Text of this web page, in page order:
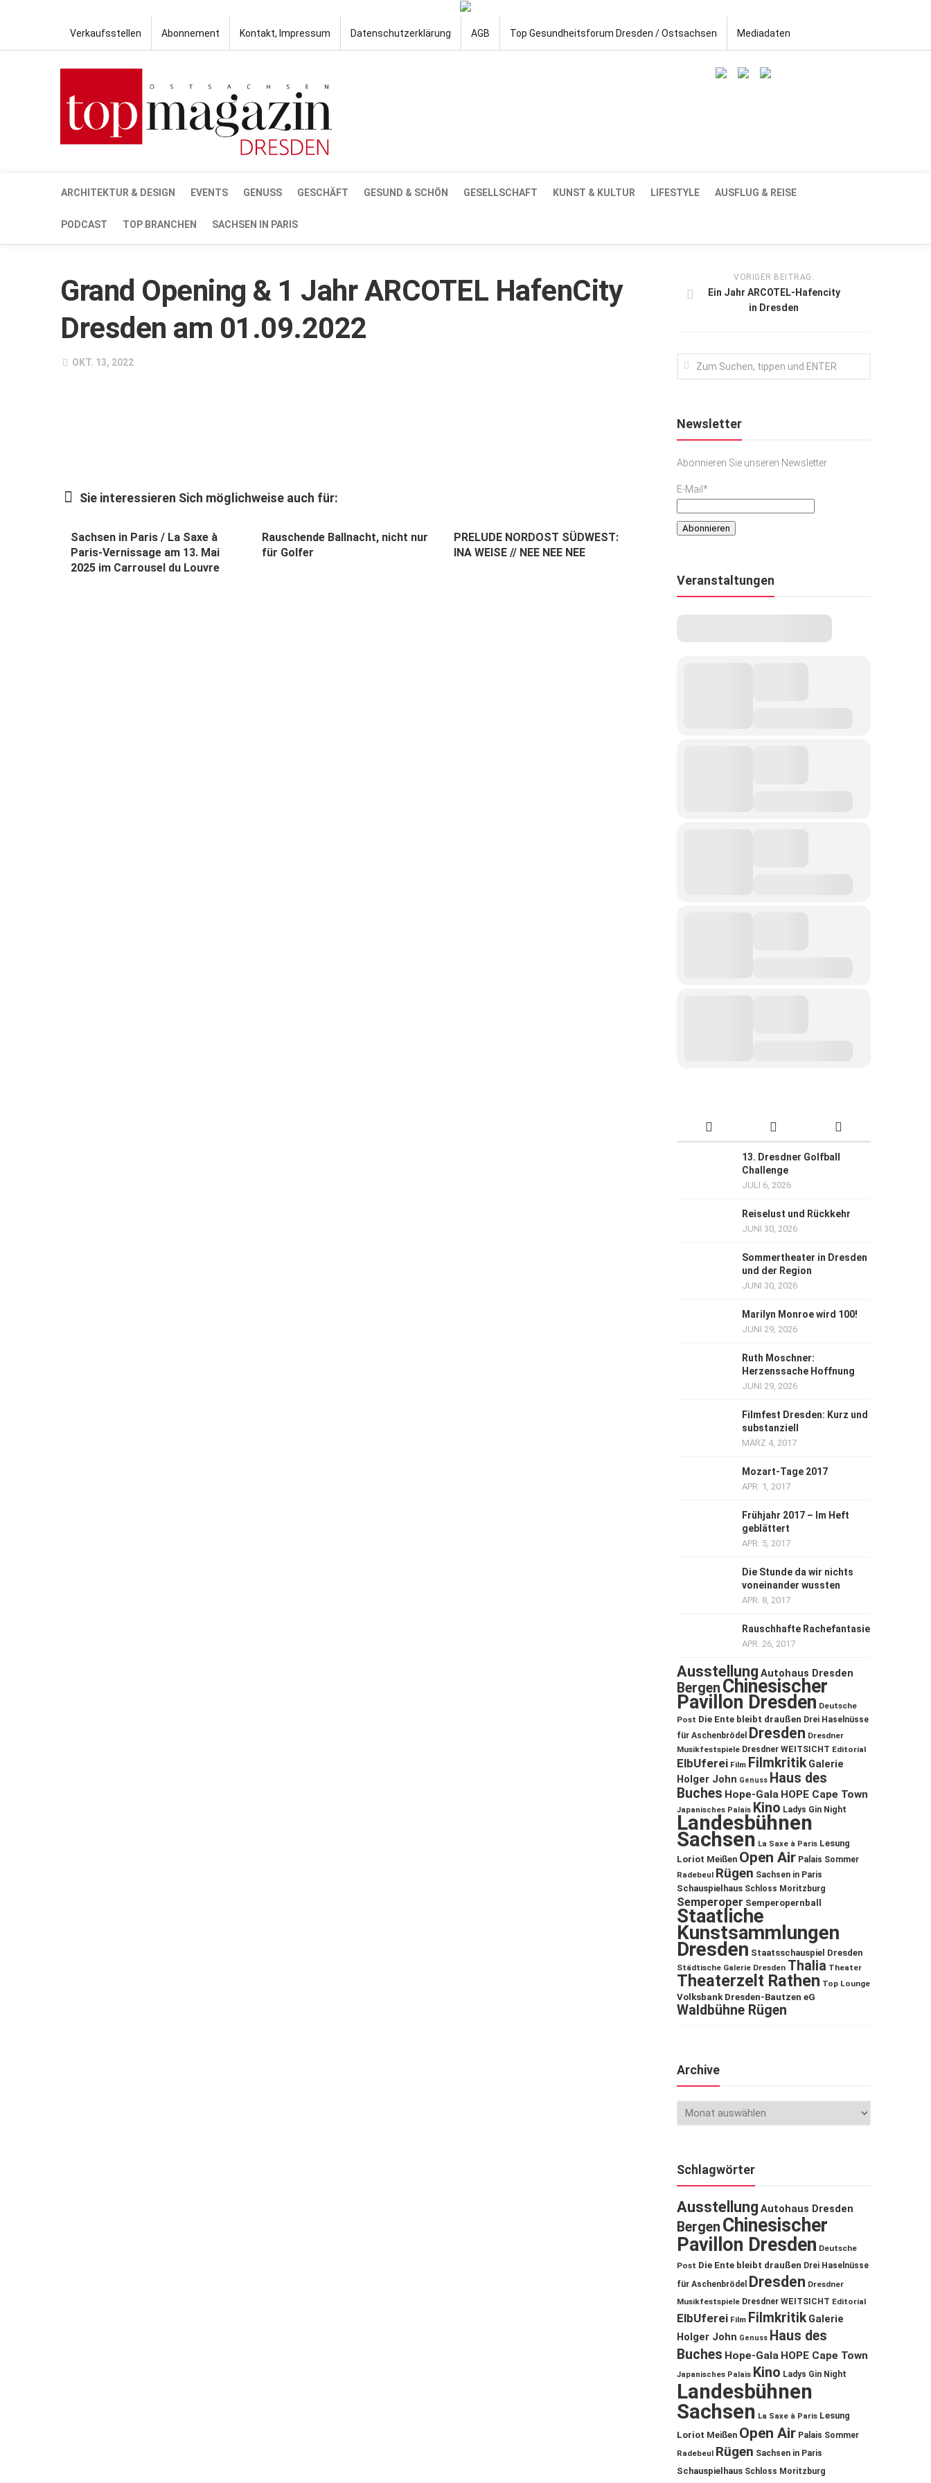
Verkaufsstellen Abonnement Kontakt, Impressum Datenschutzerklärung AGB Top Gesundheitsforum Dresden / Ostsachsen Mediadaten
ARCHITEKTUR & DESIGN EVENTS GENUSS GESCHÄFT GESUND & SCHÖN GESELLSCHAFT KUNST & KULTUR LIFESTYLE AUSFLUG & REISE
PODCAST TOP BRANCHEN SACHSEN IN PARIS
Grand Opening & 1 Jahr ARCOTEL HafenCity
Dresden am 01.09.2022
OKT. 13, 2022
Sie interessieren Sich möglichweise auch für:
Sachsen in Paris / La Saxe à
Paris-Vernissage am 13. Mai
2025 im Carrousel du Louvre
Rauschende Ballnacht, nicht nur
für Golfer
PRELUDE NORDOST SÜDWEST:
INA WEISE // NEE NEE NEE
VORIGER BEITRAG:
Ein Jahr ARCOTEL-Hafencity
in Dresden
Newsletter
Abonnieren Sie unseren Newsletter
E-Mail*
Veranstaltungen
13. Dresdner Golfball
Challenge
JULI 6, 2026
Reiselust und Rückkehr
JUNI 30, 2026
Sommertheater in Dresden
und der Region
JUNI 30, 2026
Marilyn Monroe wird 100!
JUNI 29, 2026
Ruth Moschner:
Herzenssache Hoffnung
JUNI 29, 2026
Filmfest Dresden: Kurz und
substanziell
MÄRZ 4, 2017
Mozart-Tage 2017
APR. 1, 2017
Frühjahr 2017 – Im Heft
geblättert
APR. 5, 2017
Die Stunde da wir nichts
voneinander wussten
APR. 8, 2017
Rauschhafte Rachefantasie
APR. 26, 2017
Ausstellung Autohaus Dresden
Bergen Chinesischer
Pavillon Dresden Deutsche
Post Die Ente bleibt draußen Drei Haselnüsse
für Aschenbrödel
Dresden Dresdner
Musikfestspiele Dresdner WEITSICHT Editorial
ElbUferei Film Filmkritik Galerie
Holger John Genuss Haus des
Buches Hope-Gala HOPE Cape Town
Japanisches Palais Kino Ladys Gin Night
Landesbühnen
Sachsen La Saxe à Paris Lesung
Loriot Meißen Open Air Palais Sommer
Radebeul Rügen Sachsen in Paris
Schauspielhaus Schloss Moritzburg
Semperoper Semperopernball
Staatliche
Kunstsammlungen
Dresden Staatsschauspiel Dresden
Städtische Galerie Dresden Thalia Theater
Theaterzelt Rathen Top Lounge
Volksbank Dresden-Bautzen eG
Waldbühne Rügen
Archive
Schlagwörter
Ausstellung Autohaus Dresden
Bergen Chinesischer
Pavillon Dresden Deutsche
Post Die Ente bleibt draußen Drei Haselnüsse
für Aschenbrödel
Dresden Dresdner
Musikfestspiele Dresdner WEITSICHT Editorial
ElbUferei Film Filmkritik Galerie
Holger John Genuss Haus des
Buches Hope-Gala HOPE Cape Town
Japanisches Palais Kino Ladys Gin Night
Landesbühnen
Sachsen La Saxe à Paris Lesung
Loriot Meißen Open Air Palais Sommer
Radebeul Rügen Sachsen in Paris
Schauspielhaus Schloss Moritzburg